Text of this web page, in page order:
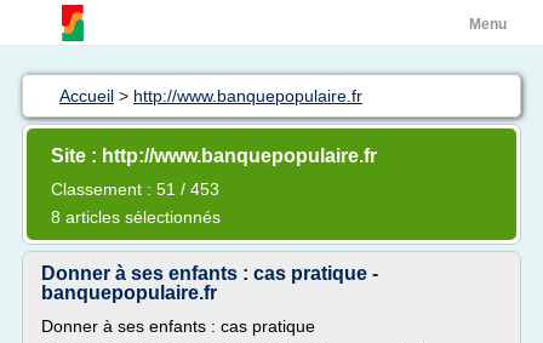
Menu
Accueil > http://www.banquepopulaire.fr
Site : http://www.banquepopulaire.fr
Classement : 51 / 453
8 articles sélectionnés
Donner à ses enfants : cas pratique -
banquepopulaire.fr
Donner à ses enfants : cas pratique